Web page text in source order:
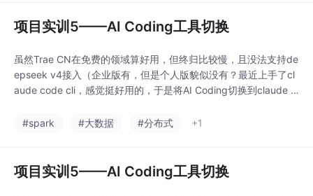
项目实训5——AI Coding工具切换
虽然Trae CN在免费的领域算好用，但终归比较慢，且没法支持de
epseek v4接入（企业版有，但是个人版貌似没有？最近上手了cl
aude code cli，感觉挺好用的，于是将AI Coding切换到claude c
绍cc的国内安装。前置工作：下载node.js & git（搜一下就行，没
#spark #大数据 #分布式 +1
项目实训5——AI Coding工具切换